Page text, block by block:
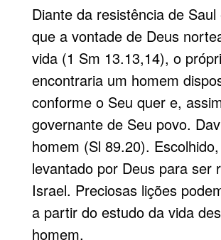
Diante da resistência de
que a vontade de Deus
vida (1 Sm 13.13,14), o
encontraria um homem
conforme o Seu quer e,
governante de Seu povo.
homem (Sl 89.20).
levantado por Deus para ser
Israel. Preciosas lições
a partir do estudo da vida
homem.